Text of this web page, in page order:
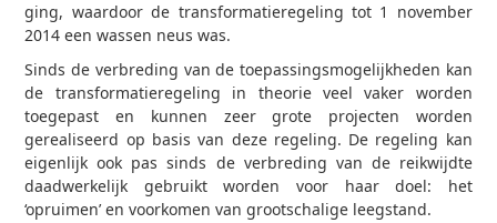
ging, waardoor de transformatieregeling tot 1 november
2014 een wassen neus was.
Sinds de verbreding van de toepassingsmogelijkheden kan
de transformatieregeling in theorie veel vaker worden
toegepast en kunnen zeer grote projecten worden
gerealiseerd op basis van deze regeling. De regeling kan
eigenlijk ook pas sinds de verbreding van de reikwijdte
daadwerkelijk gebruikt worden voor haar doel: het
‘opruimen’ en voorkomen van grootschalige leegstand.